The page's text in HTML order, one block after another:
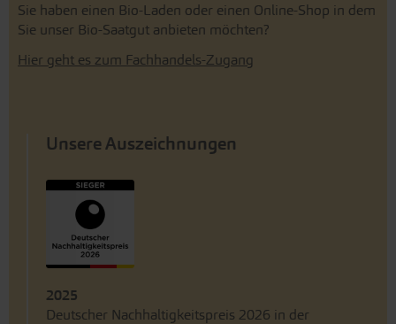
Sie haben einen Bio-Laden oder einen Online-Shop in dem
Sie unser Bio-Saatgut anbieten möchten?
Hier geht es zum Fachhandels-Zugang
Unsere Auszeichnungen
2025
Deutscher Nachhaltigkeitspreis 2026 in der